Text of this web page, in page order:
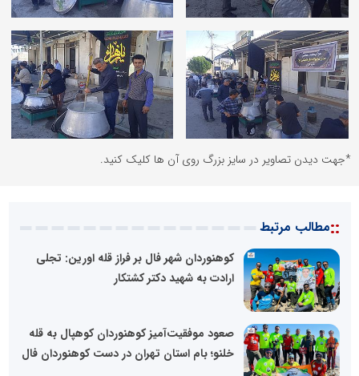
*جهت دیدن تصاویر در سایز بزرگ روی آن ها کلیک کنید.
::مطالب مرتبط
کوهنوردان شهر فال بر فراز قله اورین: تجلی
ارادت به شهید دکتر کشتکار
صعود موفقیت‌آمیز کوهنوردان کوهپال به قله
خلنو؛ بام استان تهران در دست کوهنوردان فال